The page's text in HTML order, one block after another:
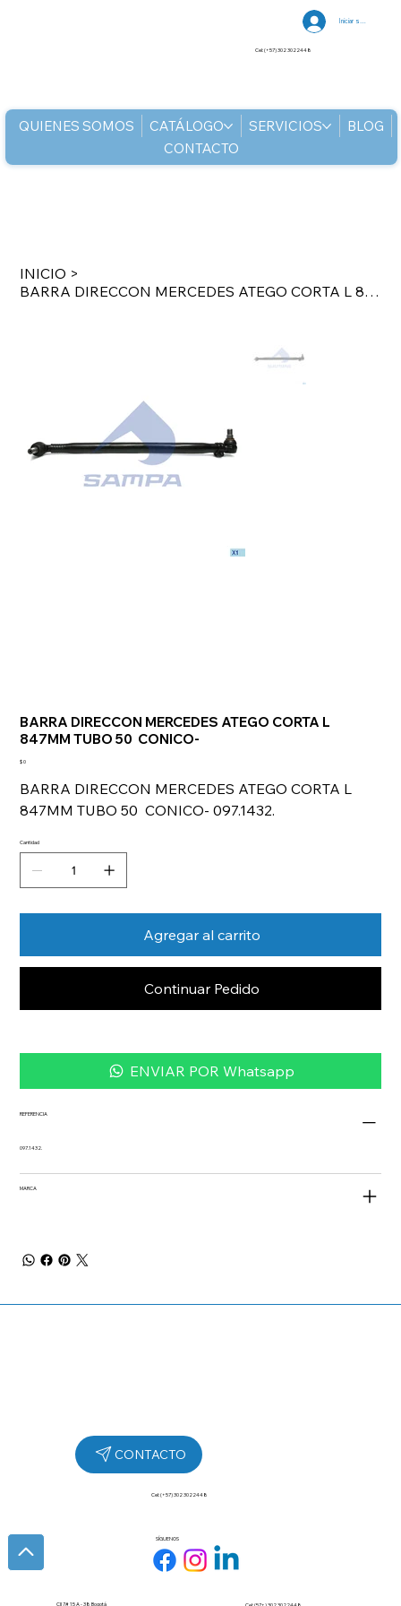
QUIENES SOMOS CATÁLOGO SERVICIOS
BLOG
CONTACTO
Iniciar sesión
Cel: (+57) 302 3022448
INICIO >
BARRA DIRECCON MERCEDES ATEGO CORTA L 847MM TUBO 50 CONICO-
BARRA DIRECCON MERCEDES ATEGO CORTA L
847MM TUBO 50 CONICO-
Precio
$ 0
BARRA DIRECCON MERCEDES ATEGO CORTA L
847MM TUBO 50 CONICO- 097.1432.
Cantidad
Agregar al carrito
Continuar Pedido
ENVIAR POR Whatsapp
REFERENCIA
097.1432.
MARCA
SÍGUENOS
Cel: (+57) 302 3022448
Cll 7# 15 A - 38 Bogotá Cel: (57+) 302 3022448